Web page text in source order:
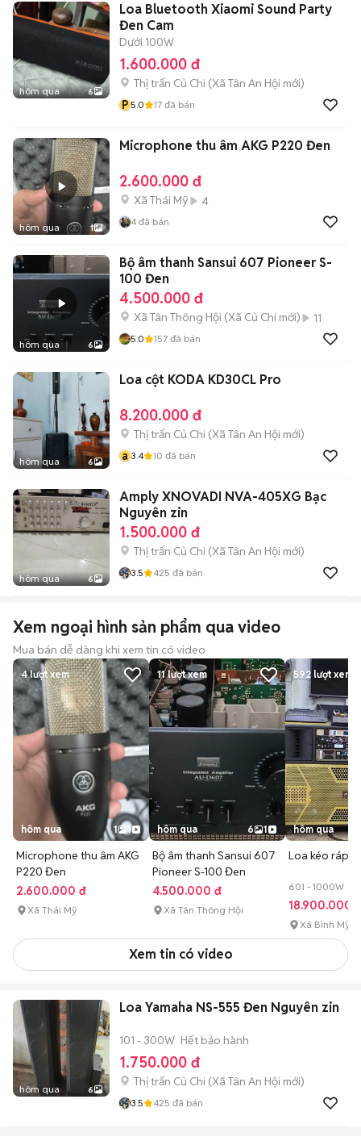
hôm qua 6
Loa Bluetooth Xiaomi Sound Party
Đen Cam
Dưới 100W
1.600.000 đ
Thị trấn Củ Chi (Xã Tân An Hội mới)
P 5.0 17 đã bán
hôm qua 1
Microphone thu âm AKG P220 Đen
2.600.000 đ
Xã Thái Mỹ 4
4 đã bán
hôm qua 6
Bộ âm thanh Sansui 607 Pioneer S-
100 Đen
4.500.000 đ
Xã Tân Thông Hội (Xã Củ Chi mới) 11
5.0 157 đã bán
hôm qua 6
Loa cột KODA KD30CL Pro
8.200.000 đ
Thị trấn Củ Chi (Xã Tân An Hội mới)
a 3.4 10 đã bán
hôm qua 6
Amply XNOVADI NVA-405XG Bạc
Nguyên zin
1.500.000 đ
Thị trấn Củ Chi (Xã Tân An Hội mới)
3.5 425 đã bán
Xem ngoại hình sản phẩm qua video
Mua bán dễ dàng khi xem tin có video
4lượt xem
hôm qua 1 1
Microphone thu âm AKG
P220 Đen
2.600.000 đ
Xã Thái Mỹ
11lượt xem
hôm qua 6 1
Bộ âm thanh Sansui 607
Pioneer S-100 Đen
4.500.000 đ
Xã Tân Thông Hội
592lượt xem
hôm qua
Loa kéo ráp
601 - 1000W 7-
18.900.000
Xã Bình Mỹ
Xem tin có video
hôm qua 6
Loa Yamaha NS-555 Đen Nguyên zin
101 - 300W Hết bảo hành
1.750.000 đ
Thị trấn Củ Chi (Xã Tân An Hội mới)
3.5 425 đã bán